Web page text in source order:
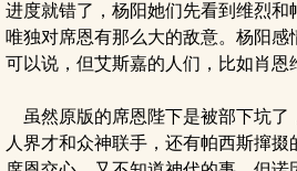
进度就错了，杨阳她们先看到维烈和
唯独对席恩有那么大的敌意。杨阳
可以说，但艾斯嘉的人们，比如肖恩
虽然原版的席恩陛下是被部下坑了
人界才和众神联手，还有帕西斯撺